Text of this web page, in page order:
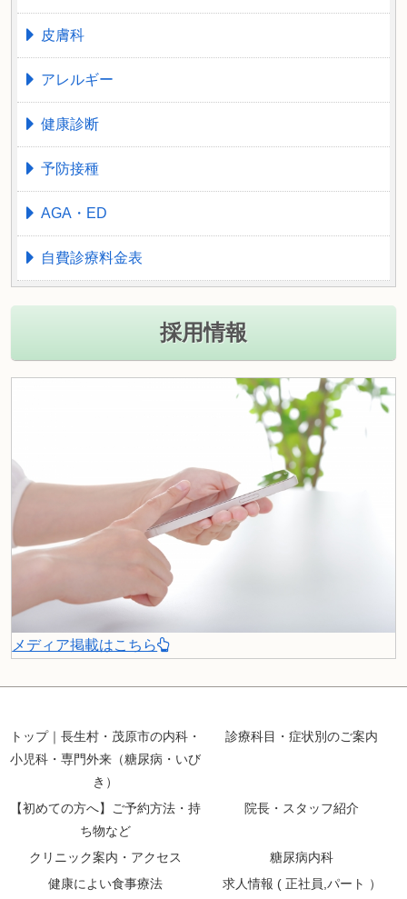
皮膚科
アレルギー
健康診断
予防接種
AGA・ED
自費診療料金表
採用情報
メディア掲載はこちら
トップ｜長生村・茂原市の内科・
小児科・専門外来（糖尿病・いび
き）
診療科目・症状別のご案内
【初めての方へ】ご予約方法・持
ち物など
院長・スタッフ紹介
クリニック案内・アクセス
糖尿病内科
健康によい食事療法
求人情報 ( 正社員,パート ）